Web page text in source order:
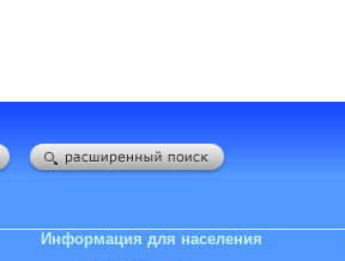
Информация для населения